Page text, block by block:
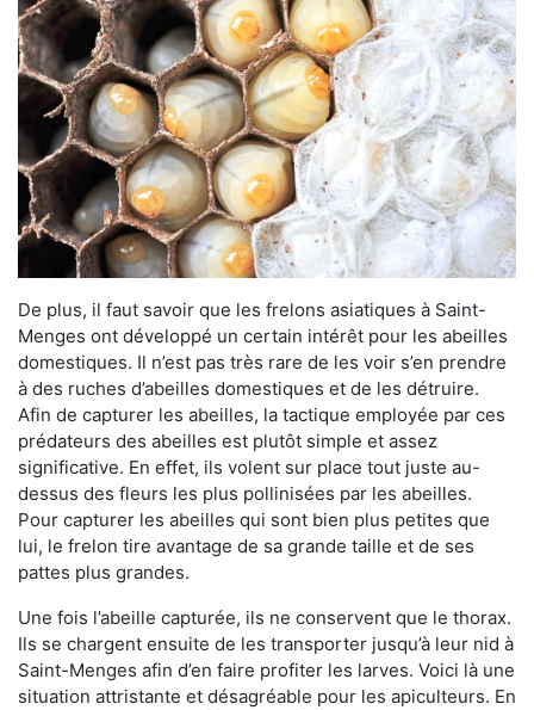
De plus, il faut savoir que les frelons asiatiques à Saint-
Menges ont développé un certain intérêt pour les abeilles
domestiques. Il n’est pas très rare de les voir s’en prendre
à des ruches d’abeilles domestiques et de les détruire.
Afin de capturer les abeilles, la tactique employée par ces
prédateurs des abeilles est plutôt simple et assez
significative. En effet, ils volent sur place tout juste au-
dessus des fleurs les plus pollinisées par les abeilles.
Pour capturer les abeilles qui sont bien plus petites que
lui, le frelon tire avantage de sa grande taille et de ses
pattes plus grandes.
Une fois l’abeille capturée, ils ne conservent que le thorax.
Ils se chargent ensuite de les transporter jusqu’à leur nid à
Saint-Menges afin d’en faire profiter les larves. Voici là une
situation attristante et désagréable pour les apiculteurs. En